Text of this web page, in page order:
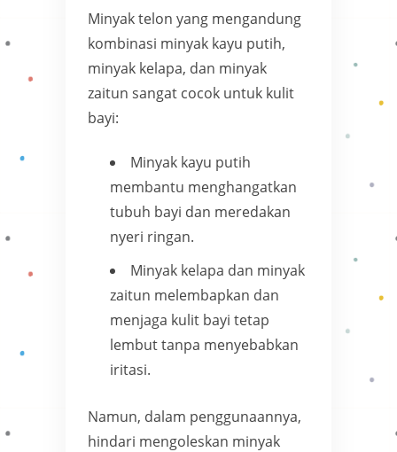
Minyak telon yang mengandung
kombinasi minyak kayu putih,
minyak kelapa, dan minyak
zaitun sangat cocok untuk kulit
bayi:
Minyak kayu putih
membantu menghangatkan
tubuh bayi dan meredakan
nyeri ringan.
Minyak kelapa dan minyak
zaitun melembapkan dan
menjaga kulit bayi tetap
lembut tanpa menyebabkan
iritasi.
Namun, dalam penggunaannya,
hindari mengoleskan minyak